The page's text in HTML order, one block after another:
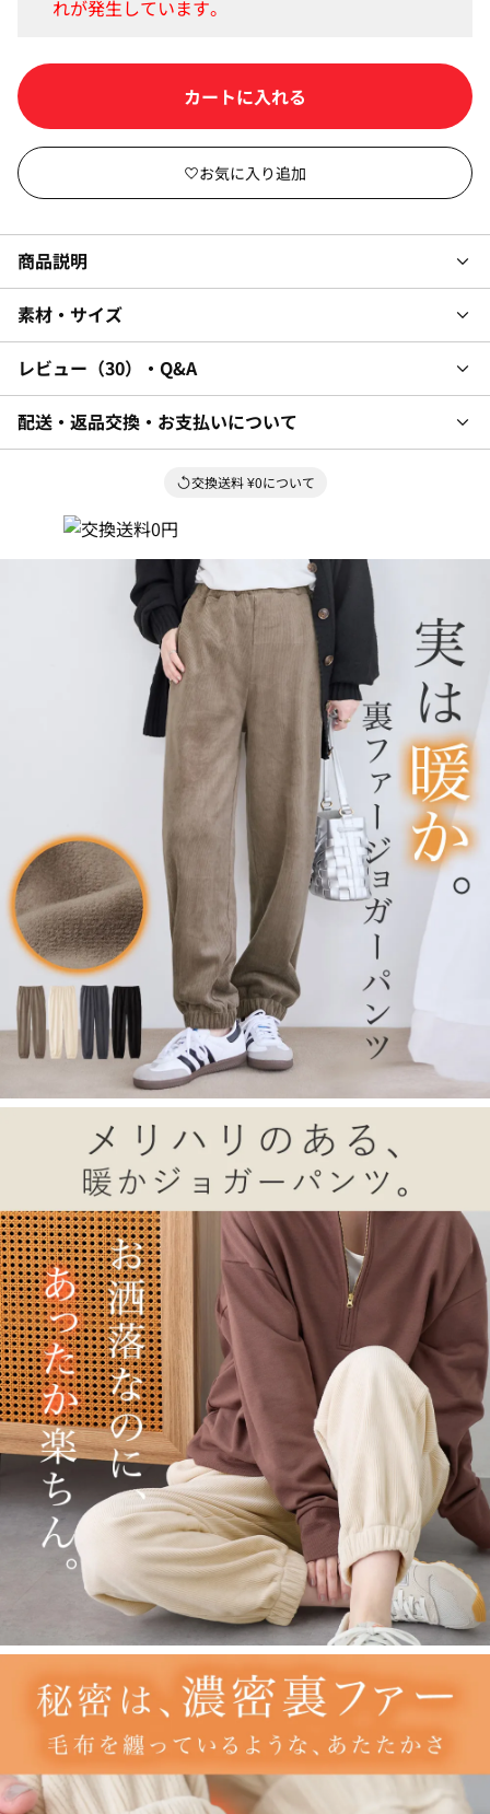
カラー・サイズを選択して
商品説明
素材・サイズ
レビュー 30 ・Q&A
配送・返品交換・お支払いについて
交換送料 ¥0について